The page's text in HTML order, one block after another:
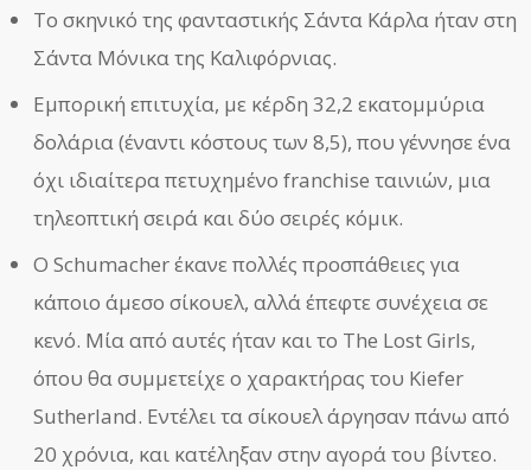
Το σκηνικό της φανταστικής Σάντα Κάρλα ήταν στη
Σάντα Μόνικα της Καλιφόρνιας.
Εμπορική επιτυχία, με κέρδη 32,2 εκατομμύρια
δολάρια (έναντι κόστους των 8,5), που γέννησε ένα
όχι ιδιαίτερα πετυχημένο franchise ταινιών, μια
τηλεοπτική σειρά και δύο σειρές κόμικ.
Ο Schumacher έκανε πολλές προσπάθειες για
κάποιο άμεσο σίκουελ, αλλά έπεφτε συνέχεια σε
κενό. Μία από αυτές ήταν και το The Lost Girls,
όπου θα συμμετείχε ο χαρακτήρας του Kiefer
Sutherland. Εντέλει τα σίκουελ άργησαν πάνω από
20 χρόνια, και κατέληξαν στην αγορά του βίντεο.